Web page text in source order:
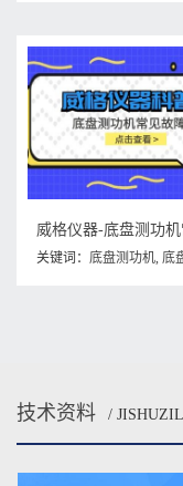
关键词： 底盘测功机, 底
技术资料 /